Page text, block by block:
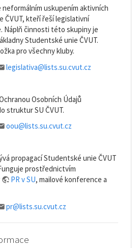
uskupením aktivních
ČVUT, kteří řeší legislativní
Náplň činnosti této skupiny je
Studentské unie ČVUT.
pro všechny kluby.
legislativa@lists.su.cvut.cz
Osobních Údajů
struktur SU ČVUT.
oou@lists.su.cvut.cz
propagací Studentské unie ČVUT
prostřednictvím
PR v SU, mailové konference a
pr@lists.su.cvut.cz